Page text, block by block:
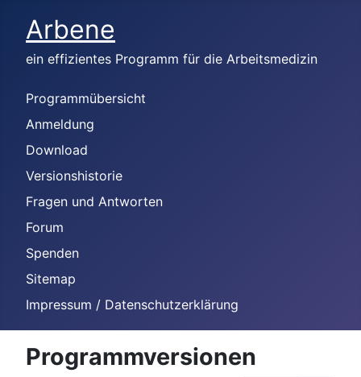
Arbene
ein effizientes Programm für die Arbeitsmedizin
Programmübersicht
Anmeldung
Download
Versionshistorie
Fragen und Antworten
Forum
Spenden
Sitemap
Impressum / Datenschutzerklärung
Programmversionen